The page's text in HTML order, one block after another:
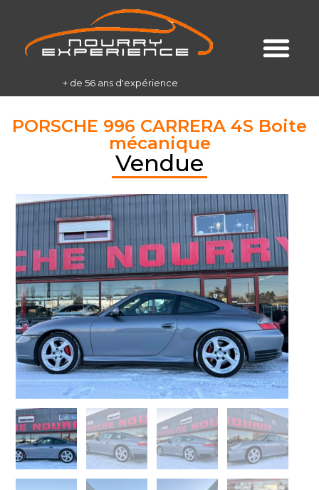
+ de 56 ans d'expérience
PORSCHE 996 CARRERA 4S Boite
mécanique
Vendue